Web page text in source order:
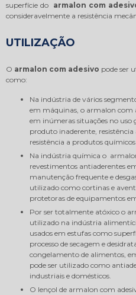
superfície do armalon com
consideravelmente a resistência
UTILIZAÇÃO
O armalon com adesivo pode ser
como:
Na indústria de vários
em máquinas, o armalon com
em inúmeras situações no uso
produto inaderente,
resistência a produtos
Na indústria química o
revestimentos antiaderentes
manutenção frequente e
utilizado como cortinas e
protetoras de equipamentos
Por ser totalmente atóxico o
utilizado na indústria
usados em estufas como
processo de secagem e
congelamento de alimentos,
pode ser utilizado como
industriais e domésticos.
O lençol de armalon com